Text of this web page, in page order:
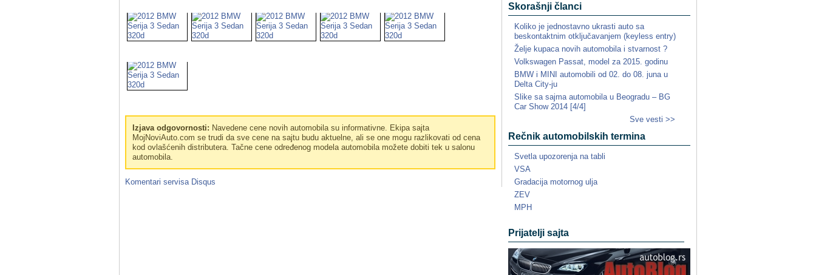
Izjava odgovornosti: Navedene cene novih automobila su informativne. Ekipa sajta
MojNoviAuto.com se trudi da sve cene na sajtu budu aktuelne, ali se one mogu razlikovati od cena
kod ovlašćenih distributera. Tačne cene određenog modela automobila možete dobiti tek u salonu
automobila.
Komentari servisa Disqus
Skorašnji članci
Koliko je jednostavno ukrasti auto sa
beskontaktnim otključavanjem (keyless entry)
Želje kupaca novih automobila i stvarnost ?
Volkswagen Passat, model za 2015. godinu
BMW i MINI automobili od 02. do 08. juna u
Delta City-ju
Slike sa sajma automobila u Beogradu – BG
Car Show 2014 [4/4]
Sve vesti >>
Rečnik automobilskih termina
Svetla upozorenja na tabli
VSA
Gradacija motornog ulja
ZEV
MPH
Prijatelji sajta